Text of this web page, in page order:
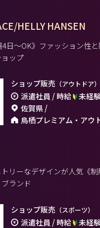
HELLY HANSEN
日～OK》ファッション性
ップ
ショップ販売 （アウトドア）
派遣社員 / 時給 未経
佐賀県 /
鳥栖プレミアム・アウ
リーなデザインが人気《
ランド
ショップ販売 （スポーツ）
派遣社員 / 時給 未経